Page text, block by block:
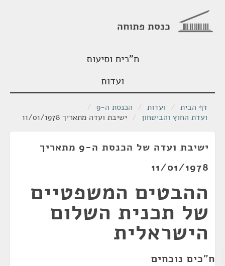
כנסת פתוחה
ח"כים וסיעות
ועדות
דף הבית / ועדות / הכנסת ה-9
/
ועדת החוץ והביטחון / ישיבת ועדה מתאריך 11/01/1978
ישיבת ועדה של הכנסת ה-9 מתאריך
11/01/1978
ההבטים המשפטיים
של תכנית השלום
הישראלית
ח"כים נוכחים